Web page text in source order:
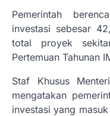
Pemerintah
investasi sebesar
total proyek
Pertemuan Tahunan
Staf Khusus
mengatakan
investasi yang